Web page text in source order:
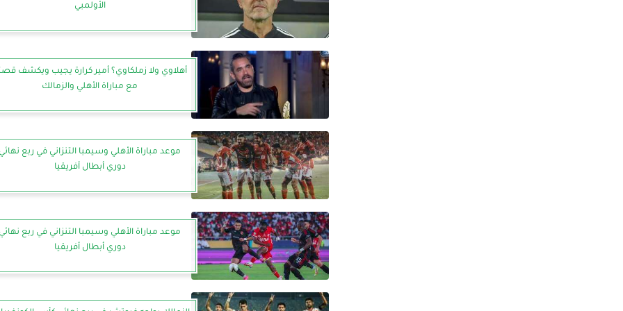
الأولمبي
أهلاوي ولا زملكاوي؟ أمير كرارة يجيب ويكشف
مع مباراة الأهلي والزمالك
موعد مباراة الأهلي وسيمبا التنزاني في ربع
دوري أبطال أفريقيا
موعد مباراة الأهلي وسيمبا التنزاني في ربع
دوري أبطال أفريقيا